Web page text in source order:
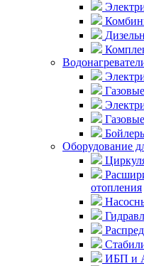
Оборудование
отопления
ИБП и